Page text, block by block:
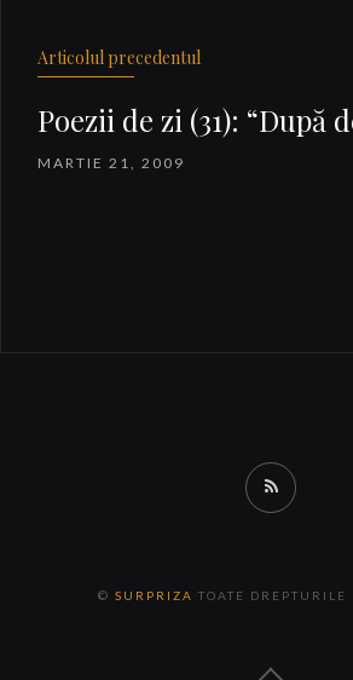
Articolul precedentul
Poezii de zi (31): “După
MARTIE 21, 2009
RSS
© SURPRIZA TOATE DREPTURILE
Back